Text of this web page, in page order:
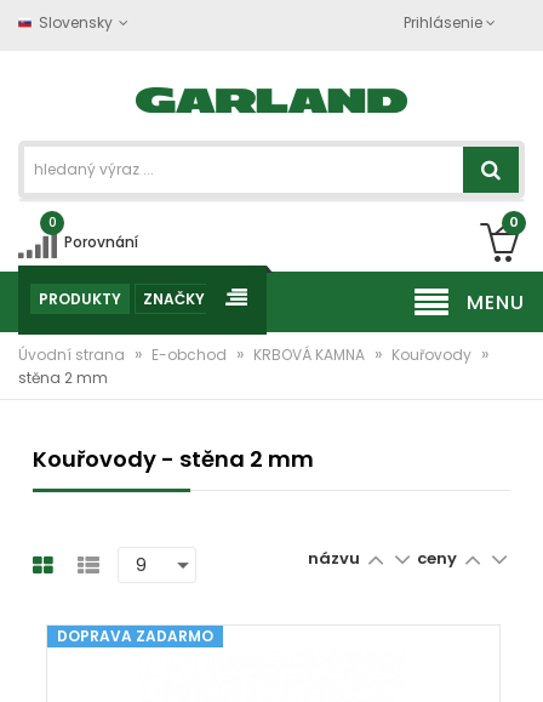
Slovensky Prihlásenie
0
Porovnání
0
MENU
PRODUKTY ZNAČKY
Úvodní strana » E-obchod » KRBOVÁ KAMNA » Kouřovody »
stěna 2 mm
Kouřovody - stěna 2 mm
názvu ceny
DOPRAVA ZADARMO